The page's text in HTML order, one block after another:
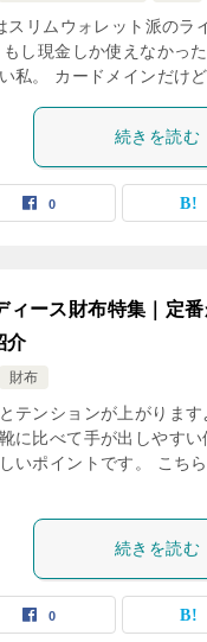
リムウォレット派のラ
し現金しか使えなかっ
私。 カードメインだけ
続きを読む
0
ィース財布特集｜定番
介
財布
テンションが上がります
に比べて手が出しやす
いポイントです。 こち
続きを読む
0